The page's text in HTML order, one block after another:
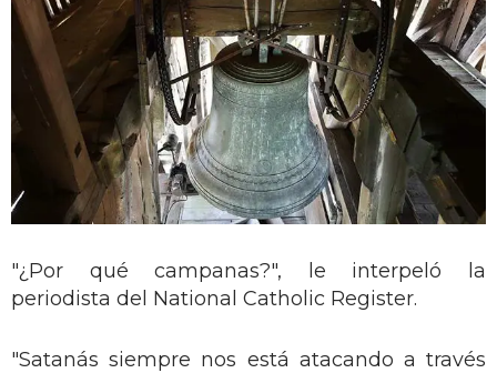
"¿Por qué campanas?", le interpeló la
periodista del National Catholic Register.
"Satanás siempre nos está atacando a través